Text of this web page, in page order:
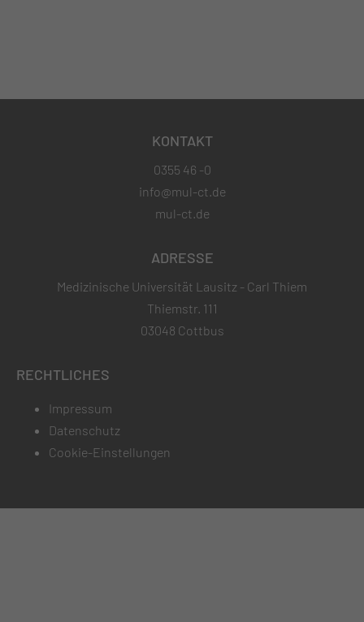
KONTAKT
0355 46 -0
info@mul-ct.de
mul-ct.de
ADRESSE
Medizinische Universität Lausitz - Carl Thiem
Thiemstr. 111
03048 Cottbus
RECHTLICHES
Impressum
Datenschutz
Cookie-Einstellungen